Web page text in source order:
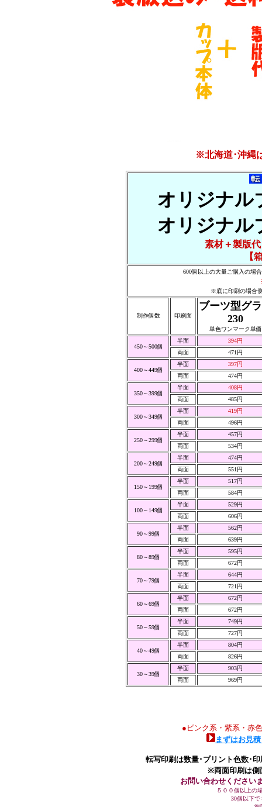
※北海道･沖縄
オリジナル
オリジナル
素材＋製版
【
600個以上の大量ご購入の場
※底に印刷の場合
制作個数 印刷面
ブーツ型グ
230
単色ワンマーク単価
450～500個
半面
394円
両面
471円
400～449個
半面
397円
両面
474円
350～399個
半面
408円
両面
485円
300～349個
半面
419円
両面
496円
250～299個
半面
457円
両面
534円
200～249個
半面
474円
両面
551円
150～199個
半面
517円
両面
584円
100～149個
半面
529円
両面
606円
90～99個
半面
562円
両面
639円
80～89個
半面
595円
両面
672円
70～79個
半面
644円
両面
721円
60～69個
半面
672円
両面
672円
50～59個
半面
749円
両面
727円
40～49個
半面
804円
両面
826円
30～39個
半面
903円
両面
969円
●ピンク系・紫系・赤
まずはお見
転写印刷は数量･プリント色数･
※両面印刷は側
お問い合わせください
５００個以上の
30個以下